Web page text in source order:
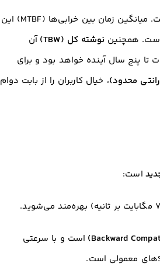
با استانداردهای کیفیت بالایی طراحی شده است. میانگین زمان بین خرابی‌ها (MTBF) این
. همچنین نوشته کل (TBW)
آن
بیش از ۴۰۰ گیگابایت اطلاعات تا پنج سال آینده خواهد بود و برای
، خیال کاربران را از بابت دوام
است:
است و با سرعتی